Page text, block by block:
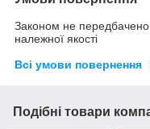
Законом не
належної якості
Всі умови повернення
Подібні товари